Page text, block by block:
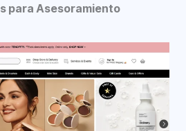
para Asesoramiento